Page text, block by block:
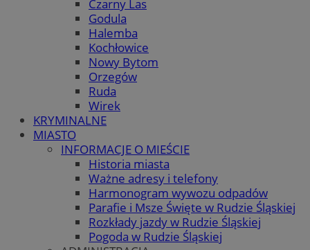
Czarny Las
Godula
Halemba
Kochłowice
Nowy Bytom
Orzegów
Ruda
Wirek
KRYMINALNE
MIASTO
INFORMACJE O MIEŚCIE
Historia miasta
Ważne adresy i telefony
Harmonogram wywozu odpadów
Parafie i Msze Święte w Rudzie Śląskiej
Rozkłady jazdy w Rudzie Śląskiej
Pogoda w Rudzie Śląskiej